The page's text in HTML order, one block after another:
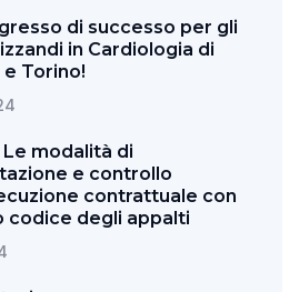
di successo per gli
in Cardiologia di
e Torino!
Le modalità di
e controllo
contrattuale con
codice degli appalti